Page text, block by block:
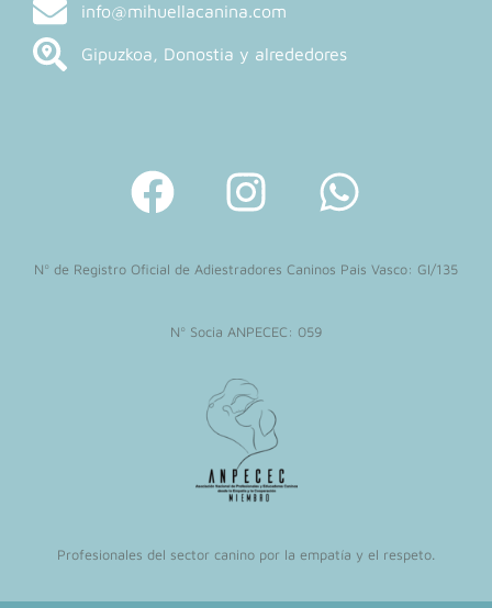
info@mihuellacanina.com
Gipuzkoa, Donostia y alrededores
F
a
c
b
I
n
s
a
g
r
a
m
W
h
a
Nº de Registro Oficial de Adiestradores Caninos Pais Vasco: GI/135
Nº Socia ANPECEC: 059
Profesionales del sector canino por la empatía y el respeto.